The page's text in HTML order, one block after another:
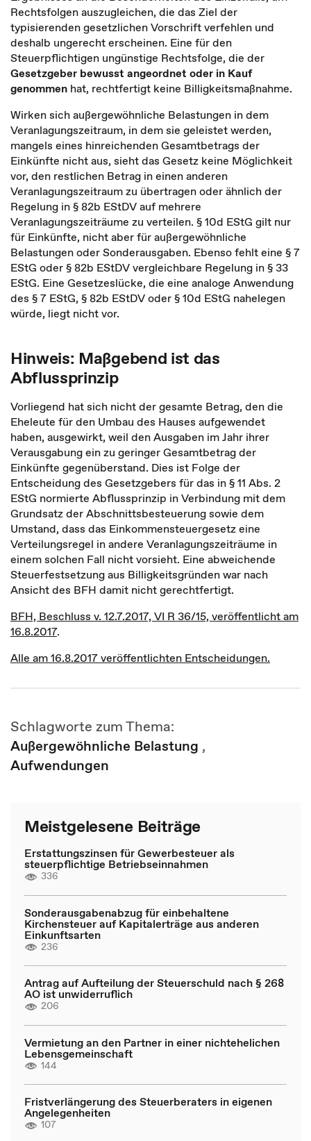
Rechtsfolgen auszugleichen, die das Ziel der
typisierenden gesetzlichen Vorschrift verfehlen und
deshalb ungerecht erscheinen. Eine für den
Steuerpflichtigen ungünstige Rechtsfolge, die der
Gesetzgeber bewusst angeordnet oder in Kauf
genommen hat, rechtfertigt keine Billigkeitsmaßnahme.
Wirken sich außergewöhnliche Belastungen in dem
Veranlagungszeitraum, in dem sie geleistet werden,
mangels eines hinreichenden Gesamtbetrags der
Einkünfte nicht aus, sieht das Gesetz keine Möglichkeit
vor, den restlichen Betrag in einen anderen
Veranlagungszeitraum zu übertragen oder ähnlich der
Regelung in § 82b EStDV auf mehrere
Veranlagungszeiträume zu verteilen. § 10d EStG gilt nur
für Einkünfte, nicht aber für außergewöhnliche
Belastungen oder Sonderausgaben. Ebenso fehlt eine § 7
EStG oder § 82b EStDV vergleichbare Regelung in § 33
EStG. Eine Gesetzeslücke, die eine analoge Anwendung
des § 7 EStG, § 82b EStDV oder § 10d EStG nahelegen
würde, liegt nicht vor.
Hinweis: Maßgebend ist das
Abflussprinzip
Vorliegend hat sich nicht der gesamte Betrag, den die
Eheleute für den Umbau des Hauses aufgewendet
haben, ausgewirkt, weil den Ausgaben im Jahr ihrer
Verausgabung ein zu geringer Gesamtbetrag der
Einkünfte gegenüberstand. Dies ist Folge der
Entscheidung des Gesetzgebers für das in § 11 Abs. 2
EStG normierte Abflussprinzip in Verbindung mit dem
Grundsatz der Abschnittsbesteuerung sowie dem
Umstand, dass das Einkommensteuergesetz eine
Verteilungsregel in andere Veranlagungszeiträume in
einem solchen Fall nicht vorsieht. Eine abweichende
Steuerfestsetzung aus Billigkeitsgründen war nach
Ansicht des BFH damit nicht gerechtfertigt.
BFH, Beschluss v. 12.7.2017, VI R 36/15, veröffentlicht am
16.8.2017.
Alle am 16.8.2017 veröffentlichten Entscheidungen.
Schlagworte zum Thema:
Außergewöhnliche Belastung ,
Aufwendungen
Meistgelesene Beiträge
Erstattungszinsen für Gewerbesteuer als
steuerpflichtige Betriebseinnahmen
336
Sonderausgabenabzug für einbehaltene
Kirchensteuer auf Kapitalerträge aus anderen
Einkunftsarten
236
Antrag auf Aufteilung der Steuerschuld nach § 268
AO ist unwiderruflich
206
Vermietung an den Partner in einer nichtehelichen
Lebensgemeinschaft
144
Fristverlängerung des Steuerberaters in eigenen
Angelegenheiten
107